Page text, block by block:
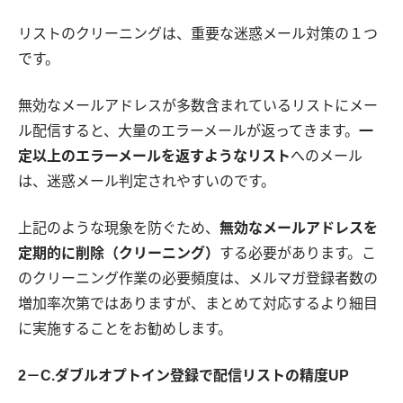
リストのクリーニングは、重要な迷惑メール対策の１つ
です。
無効なメールアドレスが多数含まれているリストにメー
ル配信すると、大量のエラーメールが返ってきます。 一
定以上のエラーメールを返すようなリストへのメール
は、迷惑メール判定されやすいのです。
上記のような現象を防ぐため、 無効なメールアドレスを
定期的に削除（クリーニング） する必要があります。こ
のクリーニング作業の必要頻度は、メルマガ登録者数の
増加率次第ではありますが、まとめて対応するより細目
に実施することをお勧めします。
2－C.ダブルオプトイン登録で配信リストの精度UP